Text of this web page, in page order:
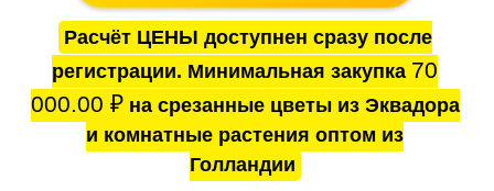
Расчёт ЦЕНЫ доступнен сразу после
регистрации. Минимальная закупка 70
000.00 ₽на срезанные цветы из Эквадора
и комнатные растения оптом из
Голландии